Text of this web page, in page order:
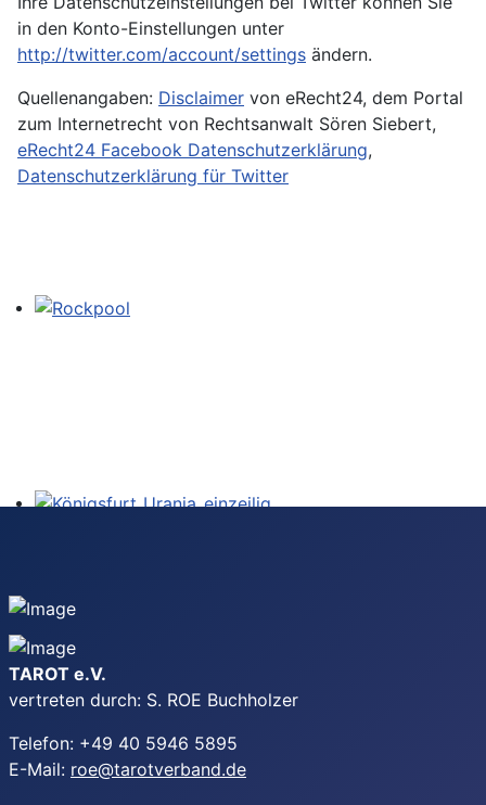
in den Konto-Einstellungen unter
http://twitter.com/account/settings ändern.
Quellenangaben: Disclaimer von eRecht24, dem Portal
zum Internetrecht von Rechtsanwalt Sören Siebert,
eRecht24 Facebook Datenschutzerklärung,
Datenschutzerklärung für Twitter
TAROT e.V.
vertreten durch: S. ROE Buchholzer
Telefon: +49 40 5946 5895
E-Mail: roe@tarotverband.de